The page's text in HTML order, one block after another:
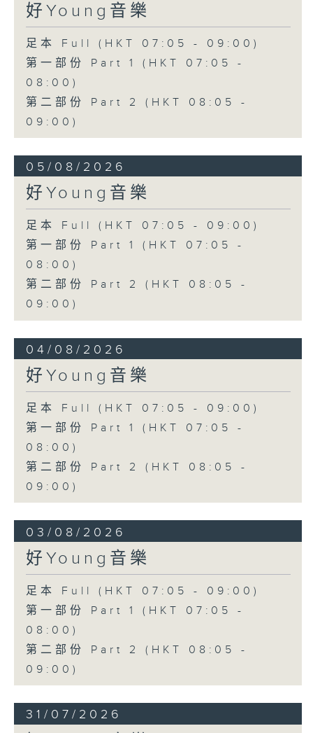
好Young音樂
足本 Full (HKT 07:05 - 09:00)
第一部份 Part 1 (HKT 07:05 -
08:00)
第二部份 Part 2 (HKT 08:05 -
09:00)
05/08/2026
好Young音樂
足本 Full (HKT 07:05 - 09:00)
第一部份 Part 1 (HKT 07:05 -
08:00)
第二部份 Part 2 (HKT 08:05 -
09:00)
04/08/2026
好Young音樂
足本 Full (HKT 07:05 - 09:00)
第一部份 Part 1 (HKT 07:05 -
08:00)
第二部份 Part 2 (HKT 08:05 -
09:00)
03/08/2026
好Young音樂
足本 Full (HKT 07:05 - 09:00)
第一部份 Part 1 (HKT 07:05 -
08:00)
第二部份 Part 2 (HKT 08:05 -
09:00)
31/07/2026